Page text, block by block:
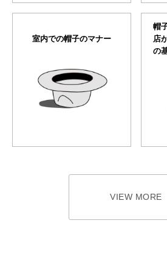
室内での帽子のマナー
帽
店
の
VIEW MORE